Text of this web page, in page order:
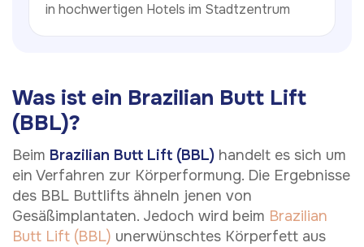
in hochwertigen Hotels im Stadtzentrum
Was ist ein Brazilian Butt Lift
(BBL)?
Beim Brazilian Butt Lift (BBL) handelt es sich um
ein Verfahren zur Körperformung. Die Ergebnisse
des BBL Buttlifts ähneln jenen von
Gesäßimplantaten. Jedoch wird beim Brazilian
Butt Lift (BBL) unerwünschtes Körperfett aus